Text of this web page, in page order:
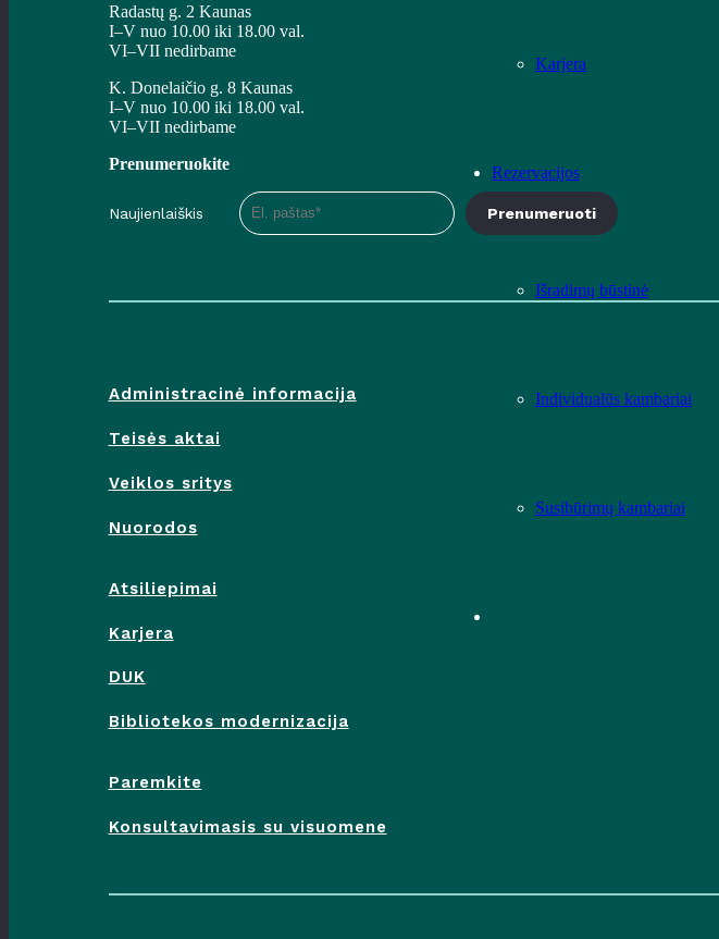
Karjera
Rezervacijos
Išradimų būstinė
Individualūs kambariai
Susibūrimų kambariai
Radastų g. 2 Kaunas
I–V nuo 10.00 iki 18.00 val.
VI–VII nedirbame
K. Donelaičio g. 8 Kaunas
I–V nuo 10.00 iki 18.00 val.
VI–VII nedirbame
Prenumeruokite
Naujienlaiškis Prenumeruoti
Administracinė informacija
Teisės aktai
Veiklos sritys
Nuorodos
Atsiliepimai
Karjera
DUK
Bibliotekos modernizacija
Paremkite
Konsultavimasis su visuomene